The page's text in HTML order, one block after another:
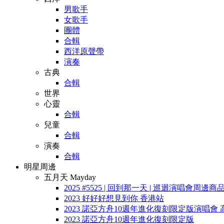
男歌手
女歌手
團體
合輯
西洋原聲帶
演奏
古典
合輯
世界
心靈
合輯
兒童
合輯
演奏
合輯
明星周邊
五月天 Mayday
2025 #5525 | 回到那一天 | 巡迴演唱會周邊商品
2023 好好好想見到你 香港站
2023 諾亞方舟10週年進化復刻限定版演唱會
2023 諾亞方舟10週年進化復刻限定版